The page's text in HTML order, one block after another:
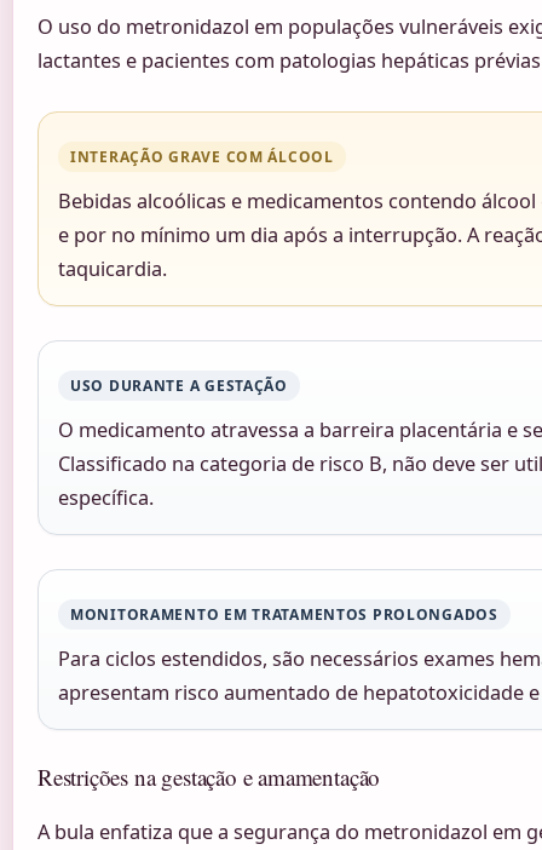
O uso do metronidazol em populações vulneráveis
lactantes e pacientes com patologias hepáticas
INTERAÇÃO GRAVE COM ÁLCOOL
Bebidas alcoólicas e medicamentos contendo
e por no mínimo um dia após a interrupção. A
taquicardia.
USO DURANTE A GESTAÇÃO
O medicamento atravessa a barreira placentária e
Classificado na categoria de risco B, não deve ser
específica.
MONITORAMENTO EM TRATAMENTOS PROLONGADOS
Para ciclos estendidos, são necessários exames
apresentam risco aumentado de hepatotoxicidade
Restrições na gestação e amamentação
A bula enfatiza que a segurança do metronidazol em